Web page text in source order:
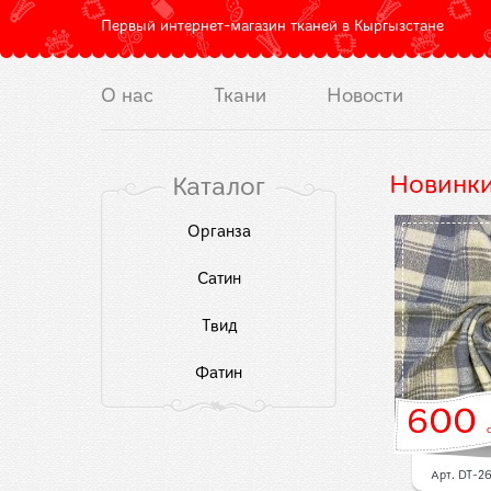
Первый интернет-магазин тканей в Кыргызстане
О нас Ткани Новости
Каталог
Органза
Сатин
Твид
Фатин
Арт. DT-
600
Арт. DT-
600сом